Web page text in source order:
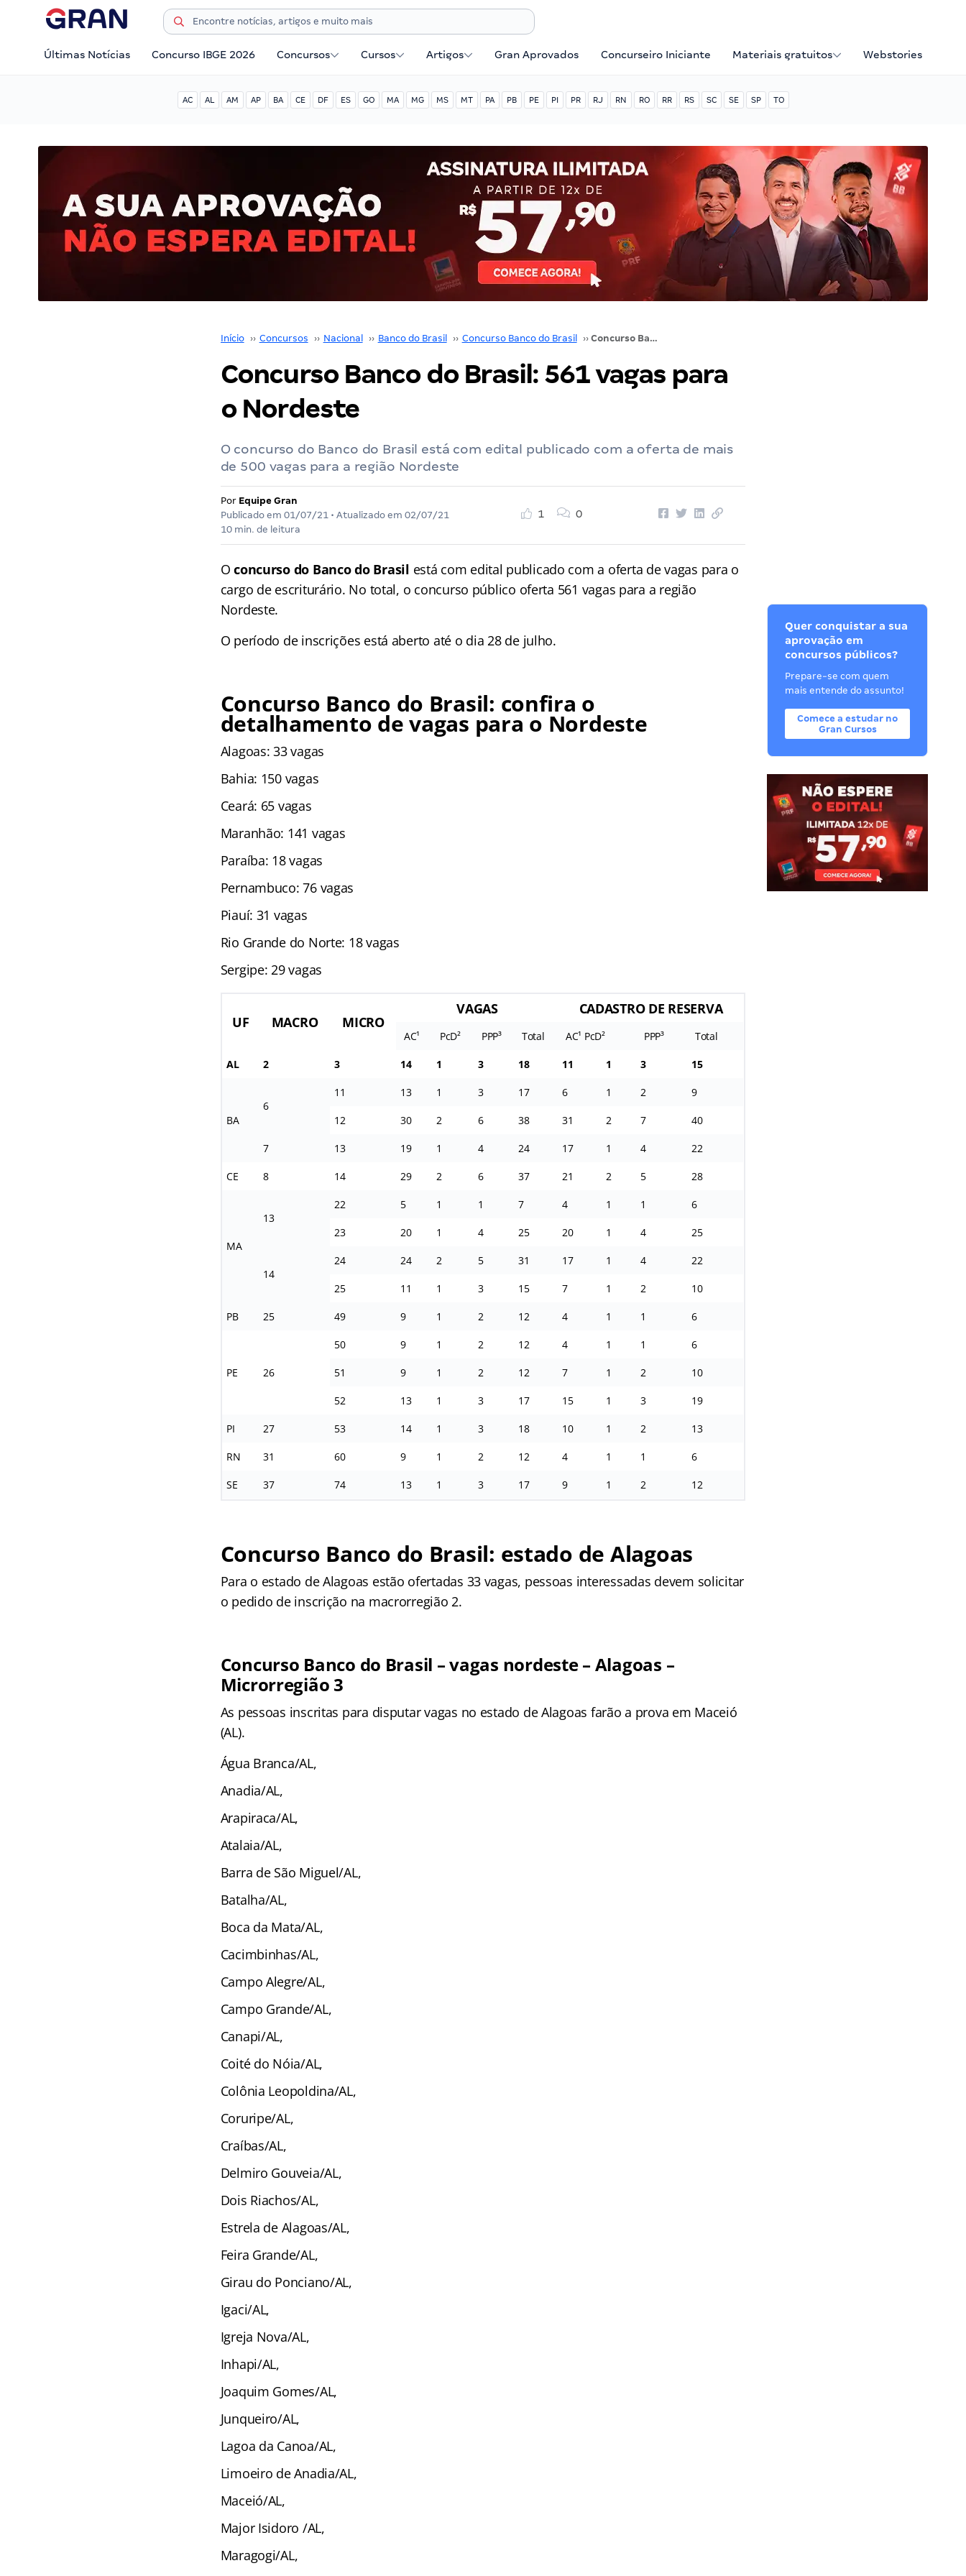
Últimas Notícias Concurso IBGE 2026 Concursos Cursos Artigos Gran Aprovados Concurseiro Iniciante Materiais gratuitos Webstories
AC AL AM AP BA CE DF ES GO MA MG MS MT PA PB PE PI PR RJ RN RO RR RS SC SE SP TO
Início ›› Concursos ›› Nacional ›› Banco do Brasil ›› Concurso Banco do Brasil ›› Concurso Banco do Brasil: 561 vagas para o Nordeste
Concurso Banco do Brasil: 561 vagas para
o Nordeste
O concurso do Banco do Brasil está com edital publicado com a oferta de mais
de 500 vagas para a região Nordeste
Por Equipe Gran
Publicado em 01/07/21• Atualizado em 02/07/21
10 min. de leitura
1 0
Oconcurso do Banco do Brasil está com edital publicado com a oferta de vagas para o
cargo de escriturário. No total, o concurso público oferta 561 vagas para a região
Nordeste.
O período de inscrições está aberto até o dia 28 de julho.
Concurso Banco do Brasil: confira o
detalhamento de vagas para o Nordeste
Alagoas: 33 vagas
Bahia: 150 vagas
Ceará: 65 vagas
Maranhão: 141 vagas
Paraíba: 18 vagas
Pernambuco: 76 vagas
Piauí: 31 vagas
Rio Grande do Norte: 18 vagas
Sergipe: 29 vagas
UF MACRO MICRO
VAGAS CADASTRO DE RESERVA
AC¹ PcD² PPP³ Total AC¹ PcD² PPP³ Total
AL 2 3 14 1 3 18 11 1 3 15
BA
6
11 13 1 3 17 6 1 2 9
12 30 2 6 38 31 2 7 40
7 13 19 1 4 24 17 1 4 22
CE 8 14 29 2 6 37 21 2 5 28
MA
13
22 5 1 1 7 4 1 1 6
23 20 1 4 25 20 1 4 25
14
24 24 2 5 31 17 1 4 22
25 11 1 3 15 7 1 2 10
PB 25 49 9 1 2 12 4 1 1 6
PE 26
50 9 1 2 12 4 1 1 6
51 9 1 2 12 7 1 2 10
52 13 1 3 17 15 1 3 19
PI 27 53 14 1 3 18 10 1 2 13
RN 31 60 9 1 2 12 4 1 1 6
SE 37 74 13 1 3 17 9 1 2 12
Concurso Banco do Brasil: estado de Alagoas
Para o estado de Alagoas estão ofertadas 33 vagas, pessoas interessadas devem solicitar
o pedido de inscrição na macrorregião 2.
Concurso Banco do Brasil – vagas nordeste – Alagoas –
Microrregião 3
As pessoas inscritas para disputar vagas no estado de Alagoas farão a prova em Maceió
(AL).
Água Branca/AL,
Anadia/AL,
Arapiraca/AL,
Atalaia/AL,
Barra de São Miguel/AL,
Batalha/AL,
Boca da Mata/AL,
Cacimbinhas/AL,
Campo Alegre/AL,
Campo Grande/AL,
Canapi/AL,
Coité do Nóia/AL,
Colônia Leopoldina/AL,
Coruripe/AL,
Craíbas/AL,
Delmiro Gouveia/AL,
Dois Riachos/AL,
Estrela de Alagoas/AL,
Feira Grande/AL,
Girau do Ponciano/AL,
Igaci/AL,
Igreja Nova/AL,
Inhapi/AL,
Joaquim Gomes/AL,
Junqueiro/AL,
Lagoa da Canoa/AL,
Limoeiro de Anadia/AL,
Maceió/AL,
Major Isidoro /AL,
Maragogi/AL,
Quer conquistar a sua
aprovação em
concursos públicos?
Prepare-se com quem
mais entende do assunto!
Comece a estudar no
Gran Cursos